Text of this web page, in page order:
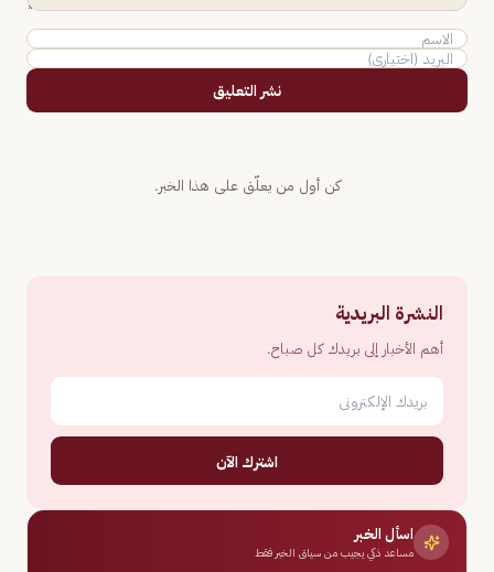
نشر التعليق
كن أول من يعلّق على هذا الخبر.
النشرة البريدية
أهم الأخبار إلى بريدك كل صباح.
اشترك الآن
اسأل الخبر
مساعد ذكي يجيب من سياق الخبر فقط